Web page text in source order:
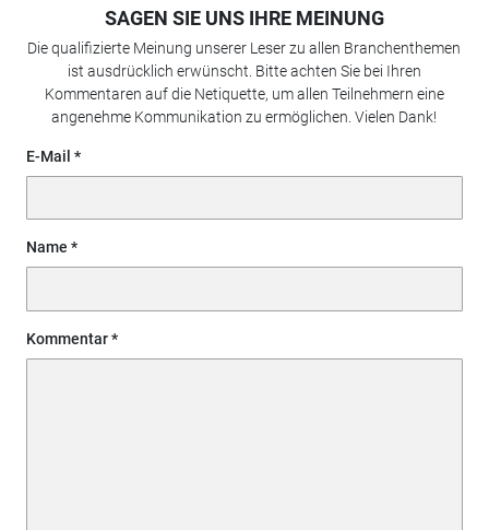
SAGEN SIE UNS IHRE MEINUNG
Die qualifizierte Meinung unserer Leser zu allen Branchenthemen
ist ausdrücklich erwünscht. Bitte achten Sie bei Ihren
Kommentaren auf die Netiquette, um allen Teilnehmern eine
angenehme Kommunikation zu ermöglichen. Vielen Dank!
E-Mail
Name
Kommentar